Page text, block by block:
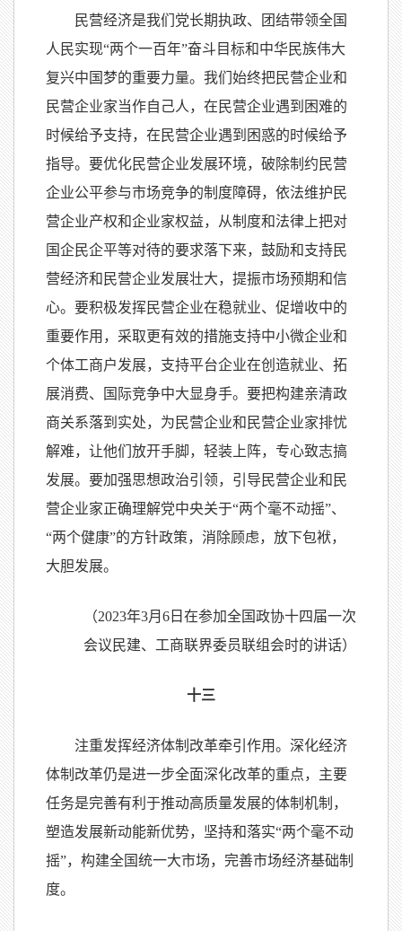
民营经济是我们党长期执政、团结带领全国
人民实现“两个一百年”奋斗目标和中华民族伟大
复兴中国梦的重要力量。我们始终把民营企业和
民营企业家当作自己人，在民营企业遇到困难的
时候给予支持，在民营企业遇到困惑的时候给予
指导。要优化民营企业发展环境，破除制约民营
企业公平参与市场竞争的制度障碍，依法维护民
营企业产权和企业家权益，从制度和法律上把对
国企民企平等对待的要求落下来，鼓励和支持民
营经济和民营企业发展壮大，提振市场预期和信
心。要积极发挥民营企业在稳就业、促增收中的
重要作用，采取更有效的措施支持中小微企业和
个体工商户发展，支持平台企业在创造就业、拓
展消费、国际竞争中大显身手。要把构建亲清政
商关系落到实处，为民营企业和民营企业家排忧
解难，让他们放开手脚，轻装上阵，专心致志搞
发展。要加强思想政治引领，引导民营企业和民
营企业家正确理解党中央关于“两个毫不动摇”、
“两个健康”的方针政策，消除顾虑，放下包袱，
大胆发展。
（2023年3月6日在参加全国政协十四届一次
会议民建、工商联界委员联组会时的讲话）
十三
注重发挥经济体制改革牵引作用。深化经济
体制改革仍是进一步全面深化改革的重点，主要
任务是完善有利于推动高质量发展的体制机制，
塑造发展新动能新优势，坚持和落实“两个毫不动
摇”，构建全国统一大市场，完善市场经济基础制
度。